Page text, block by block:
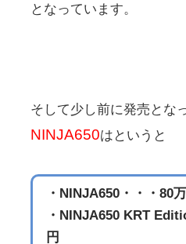
となっています。
そして少し前に発売とな
NINJA650はというと
・NINJA650・・・80
・NINJA650 KRT
円